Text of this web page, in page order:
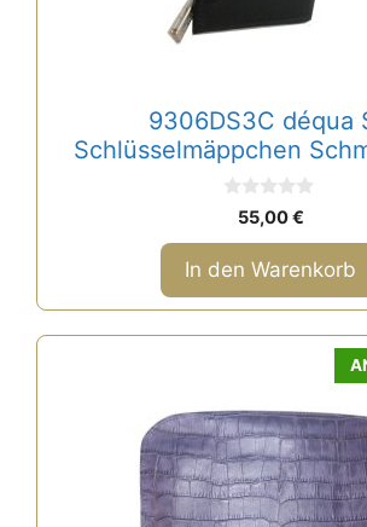
9306DS3C déqua
Schlüsselmäppchen
o
n
5
55,00€
In den Warenkorb